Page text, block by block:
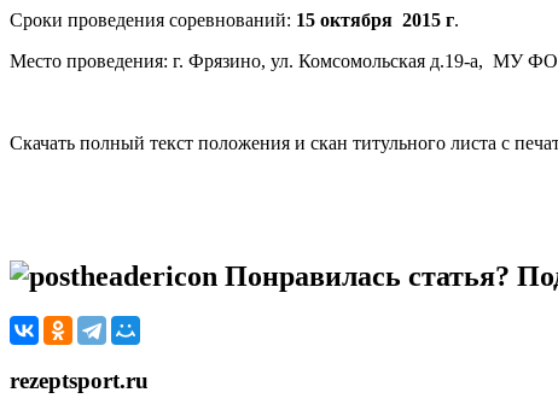
Сроки проведения соревнований: 15 октября 2015 г.
Место проведения: г. Фрязино, ул. Комсомольская д.19-а, МУ
Скачать полный текст положения и скан титульного листа с
Понравилась статья?
rezeptsport.ru